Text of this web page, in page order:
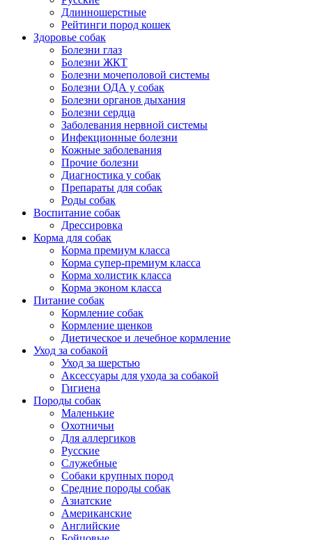
Длинношерстные
Рейтинги пород кошек
Здоровье собак
Болезни глаз
Болезни ЖКТ
Болезни мочеполовой системы
Болезни ОДА у собак
Болезни органов дыхания
Болезни сердца
Заболевания нервной системы
Инфекционные болезни
Кожные заболевания
Прочие болезни
Диагностика у собак
Препараты для собак
Роды собак
Воспитание собак
Дрессировка
Корма для собак
Корма премиум класса
Корма супер-премиум класса
Корма холистик класса
Корма эконом класса
Питание собак
Кормление собак
Кормление щенков
Диетическое и лечебное кормление
Уход за собакой
Уход за шерстью
Аксессуары для ухода за собакой
Гигиена
Породы собак
Маленькие
Охотничьи
Для аллергиков
Русские
Служебные
Собаки крупных пород
Средние породы собак
Азиатские
Американские
Английские